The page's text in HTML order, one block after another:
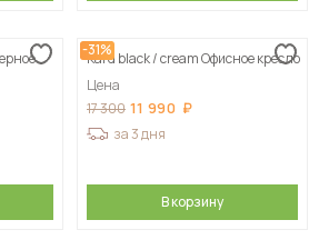
-31%
Kard black / сream Офисное кресло
Цена
17 300 11 990
за 3 дня
В корзину